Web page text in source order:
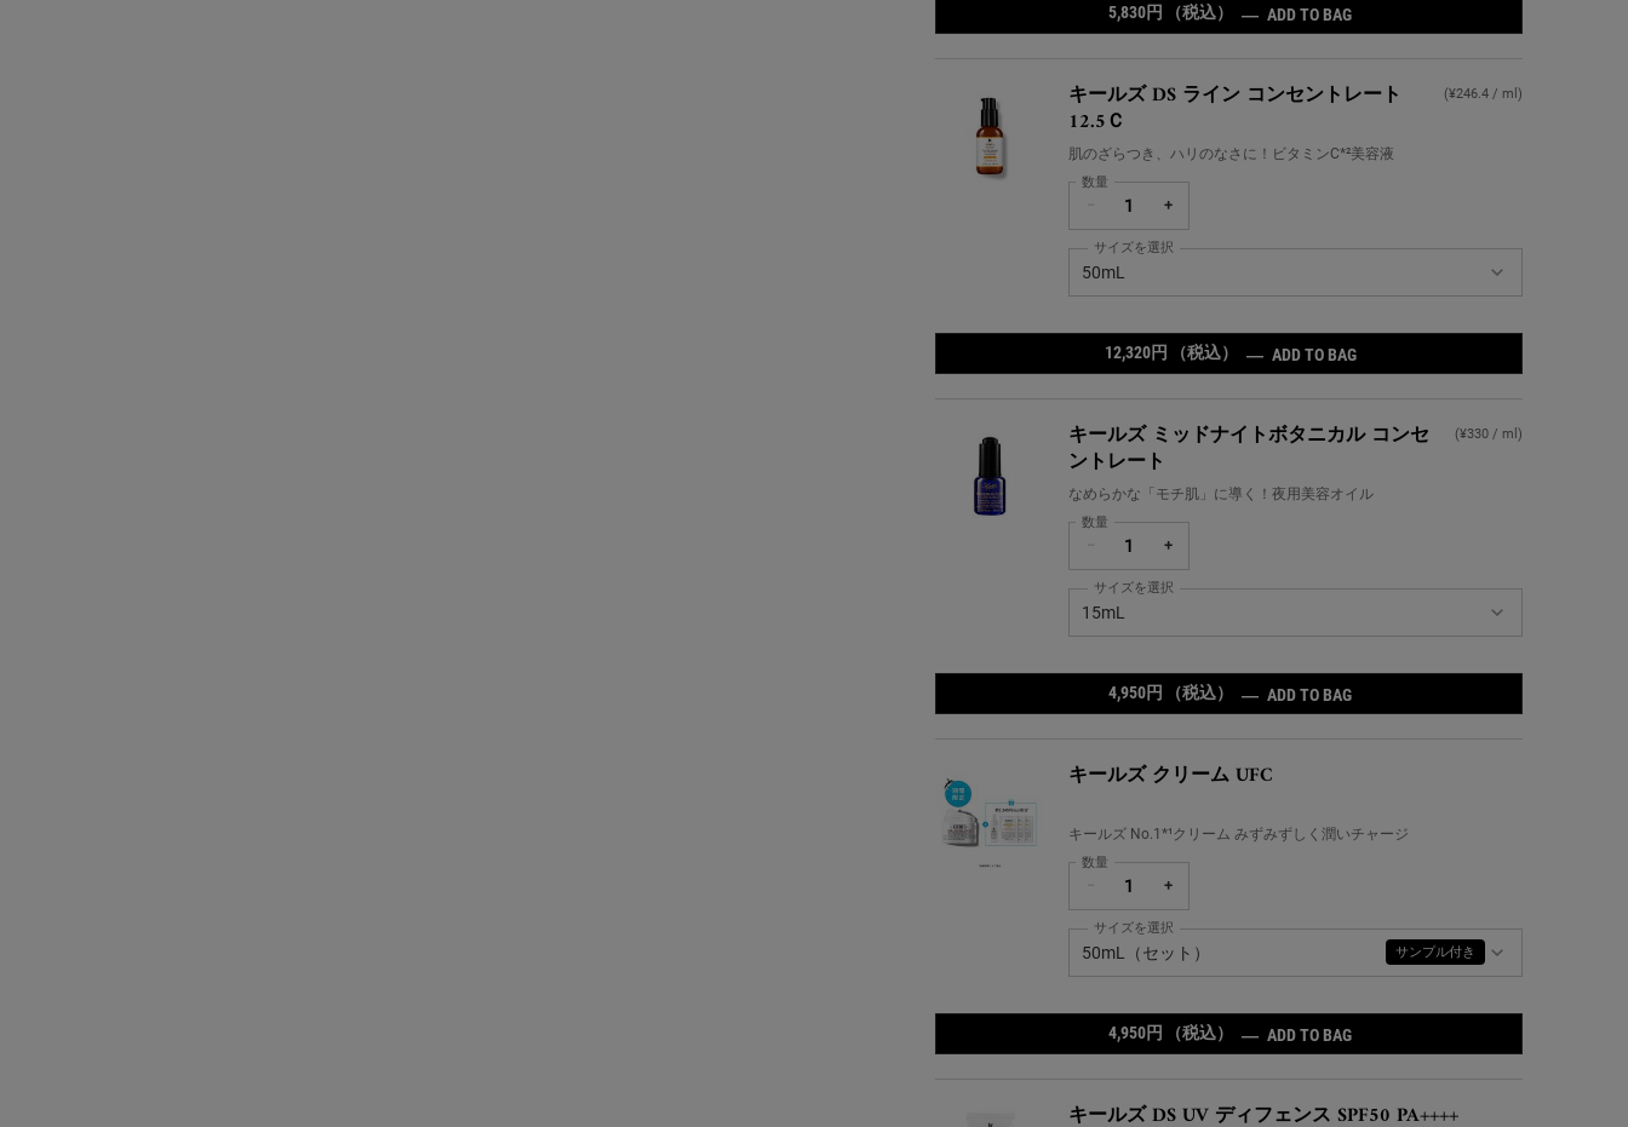
5,830円 （税込） ― ADD TO BAG
キールズ DS ライン コンセントレート
12.5Ｃ
肌のざらつき、ハリのなさに！ビタミンC*²美容液
(¥246.4 / ml)
数量
+
キールズ DS ライン コンセントレート 12.5Ｃ の サイズ を選択してください
50mL
サイズを選択
12,320円 （税込） ― ADD TO BAGキールズ DS ライン コンセントレ
キールズ ミッドナイトボタニカル コンセ
ントレート
なめらかな「モチ肌」に導く！夜用美容オイル
(¥330 / ml)
数量
+
キールズ ミッドナイトボタニカル コンセントレート の サイズ を選択してください
15mL
サイズを選択
4,950円 （税込） ― ADD TO BAG
キールズ クリーム UFC
キールズ No.1*¹クリーム みずみずしく潤いチャージ
数量
+
キールズ クリーム UFC の サイズ を選択してください
50mL（セット） サンプル付き
サイズを選択
4,950円 （税込） ― ADD TO BAG
キールズ DS UV ディフェンス SPF50 PA++++